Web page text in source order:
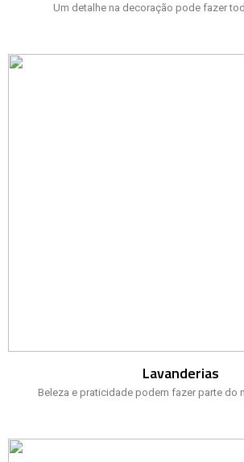
Um detalhe na decoração pode fazer
Lavanderias
Beleza e praticidade podem fazer parte do